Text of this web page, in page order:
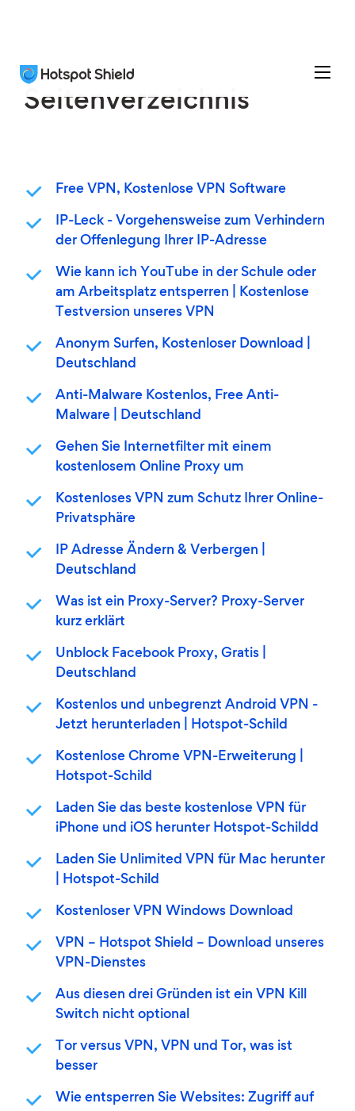
Seitenverzeichnis
Free VPN, Kostenlose VPN Software
IP-Leck - Vorgehensweise zum Verhindern
der Offenlegung Ihrer IP-Adresse
Wie kann ich YouTube in der Schule oder
am Arbeitsplatz entsperren | Kostenlose
Testversion unseres VPN
Anonym Surfen, Kostenloser Download |
Deutschland
Anti-Malware Kostenlos, Free Anti-
Malware | Deutschland
Gehen Sie Internetfilter mit einem
kostenlosem Online Proxy um
Kostenloses VPN zum Schutz Ihrer Online-
Privatsphäre
IP Adresse Ändern & Verbergen |
Deutschland
Was ist ein Proxy-Server? Proxy-Server
kurz erklärt
Unblock Facebook Proxy, Gratis |
Deutschland
Kostenlos und unbegrenzt Android VPN -
Jetzt herunterladen | Hotspot-Schild
Kostenlose Chrome VPN-Erweiterung |
Hotspot-Schild
Laden Sie das beste kostenlose VPN für
iPhone und iOS herunter Hotspot-Schildd
Laden Sie Unlimited VPN für Mac herunter
| Hotspot-Schild
Kostenloser VPN Windows Download
VPN – Hotspot Shield – Download unseres
VPN-Dienstes
Aus diesen drei Gründen ist ein VPN Kill
Switch nicht optional
Tor versus VPN, VPN und Tor, was ist
besser
Wie entsperren Sie Websites: Zugriff auf